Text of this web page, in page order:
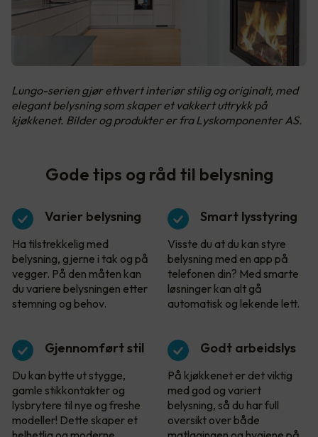
Lungo-serien gjør ethvert interiør stilig og originalt, med
elegant belysning som skaper et vakkert uttrykk på
kjøkkenet. Bilder og produkter er fra Lyskomponenter AS.
Gode tips og råd til belysning
Varier belysning
Ha tilstrekkelig med
belysning, gjerne i tak og på
vegger. På den måten kan
du variere belysningen etter
stemning og behov.
Smart lysstyring
Visste du at du kan styre
belysning med en app på
telefonen din? Med smarte
løsninger kan alt gå
automatisk og lekende lett.
Gjennomført stil
Du kan bytte ut stygge,
gamle stikkontakter og
lysbrytere til nye og freshe
modeller! Dette skaper et
Godt arbeidslys
På kjøkkenet er det viktig
med god og variert
belysning, så du har full
oversikt over både